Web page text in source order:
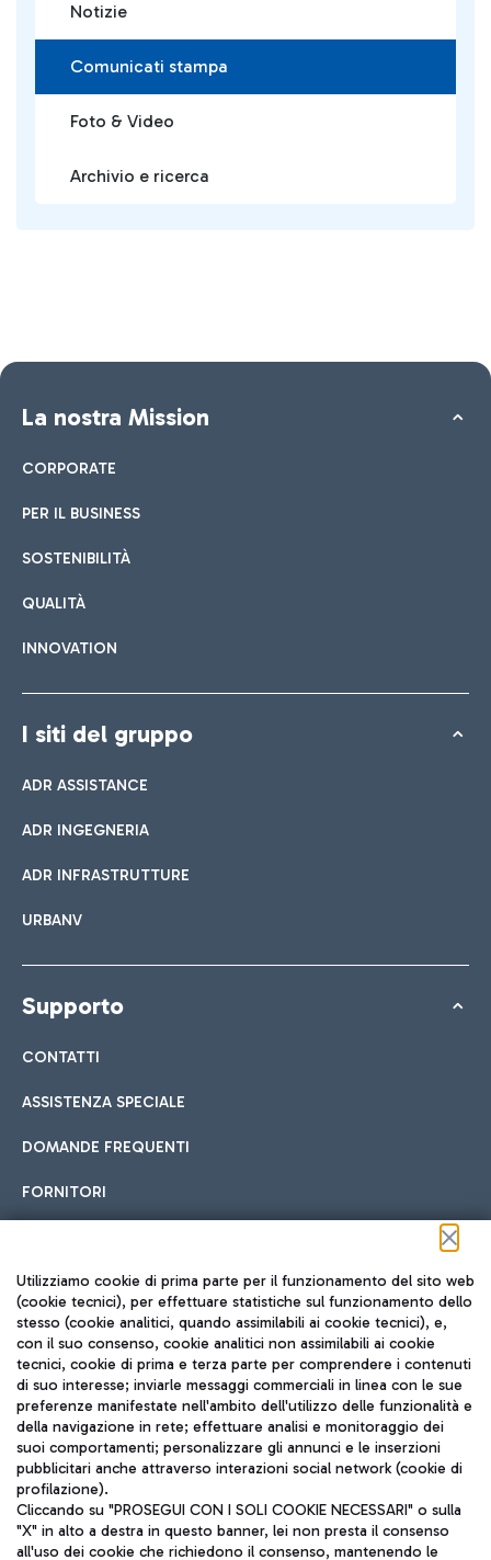
Notizie
Comunicati stampa
Foto & Video
Archivio e ricerca
La nostra Mission
CORPORATE
PER IL BUSINESS
SOSTENIBILITÀ
QUALITÀ
INNOVATION
I siti del gruppo
ADR ASSISTANCE
ADR INGEGNERIA
ADR INFRASTRUTTURE
URBANV
Supporto
CONTATTI
ASSISTENZA SPECIALE
DOMANDE FREQUENTI
FORNITORI
Seguici sui social
TRAVEL JOURNAL
ITA
Utilizziamo cookie di prima parte per il funzionamento del sito web
(cookie tecnici), per effettuare statistiche sul funzionamento dello
stesso (cookie analitici, quando assimilabili ai cookie tecnici), e,
con il suo consenso, cookie analitici non assimilabili ai cookie
tecnici, cookie di prima e terza parte per comprendere i contenuti
di suo interesse; inviarle messaggi commerciali in linea con le sue
preferenze manifestate nell'ambito dell'utilizzo delle funzionalità e
della navigazione in rete; effettuare analisi e monitoraggio dei
suoi comportamenti; personalizzare gli annunci e le inserzioni
pubblicitari anche attraverso interazioni social network (cookie di
profilazione).
Cliccando su "PROSEGUI CON I SOLI COOKIE NECESSARI" o sulla
"X" in alto a destra in questo banner, lei non presta il consenso
all'uso dei cookie che richiedono il consenso, mantenendo le